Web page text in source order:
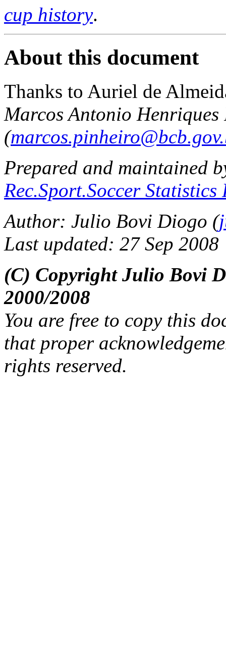
cup history.
About this document
Thanks to Auriel de
Marcos Antonio
(
Prepared and maintained
Rec.Sport.Soccer
Author: Julio Bovi Diogo (
Last updated: 27 Sep 2008
(C) Copyright Julio Bovi
2000/2008
You are free to copy this
that proper
rights reserved.